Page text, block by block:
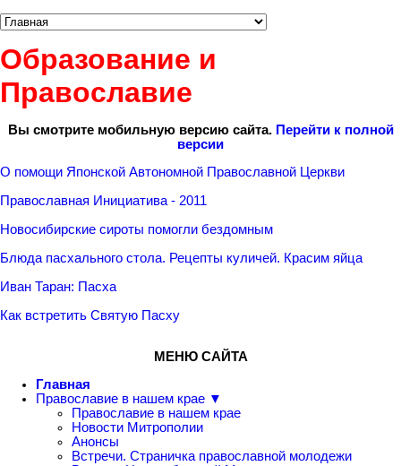
Образование и
Православие
Вы смотрите мобильную версию сайта. Перейти к полной
версии
О помощи Японской Автономной Православной Церкви
Православная Инициатива - 2011
Новосибирские сироты помогли бездомным
Блюда пасхального стола. Рецепты куличей. Красим яйца
Иван Таран: Пасха
Как встретить Святую Пасху
МЕНЮ САЙТА
Главная
Православие в нашем крае ▼
Православие в нашем крае
Новости Митрополии
Анонсы
Встречи. Страничка православной молодежи